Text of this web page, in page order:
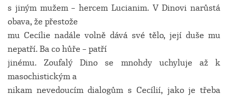
s jiným mužem – hercem Lucianim. V Dinovi narůstá
obava, že přestože
mu Cecílie nadále volně dává své tělo, její duše mu
nepatří. Ba co hůře – patří
jinému. Zoufalý Dino se mnohdy uchyluje až k
masochistickým a
nikam nevedoucím dialogům s Cecílií, jako je třeba